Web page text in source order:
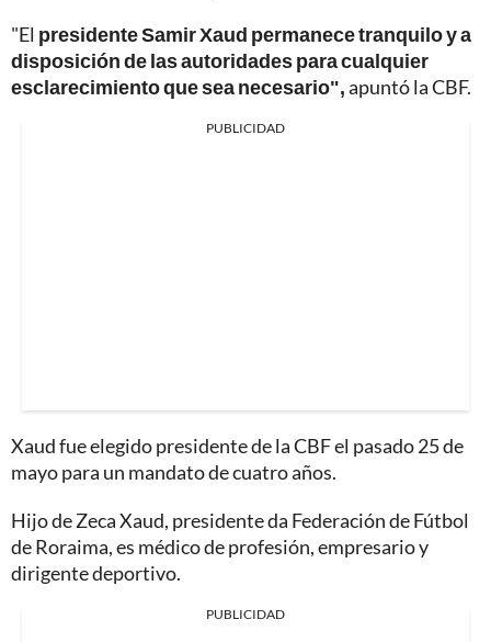
"El presidente Samir Xaud permanece tranquilo y a
disposición de las autoridades para cualquier
esclarecimiento que sea necesario",apuntó la CBF.
PUBLICIDAD
Xaud fue elegido presidente de la CBF el pasado 25 de
mayo para un mandato de cuatro años.
Hijo de Zeca Xaud, presidente da Federación de Fútbol
de Roraima, es médico de profesión, empresario y
dirigente deportivo.
PUBLICIDAD